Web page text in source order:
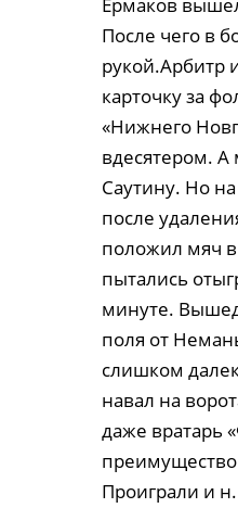
После чего в
рукой.Арбитр
карточку за
«Нижнего
вдесятером. А
Саутину. Но
после
положил мяч
пытались
минуте.
поля от
слишком
навал на
даже вратарь
Проиграли и